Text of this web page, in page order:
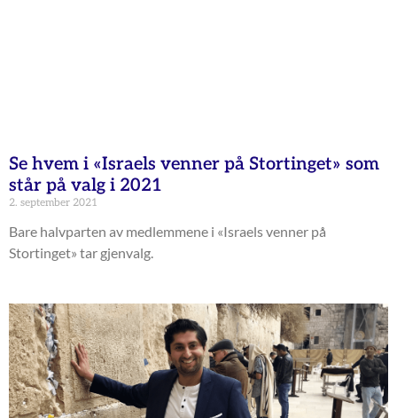
Se hvem i «Israels venner på Stortinget» som
står på valg i 2021
2. september 2021
Bare halvparten av medlemmene i «Israels venner på
Stortinget» tar gjenvalg.